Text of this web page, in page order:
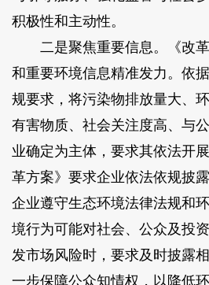
积极性和主动性。
二是聚焦重要信息。《改革
和重要环境信息精准发力。依
规要求，将污染物排放量大、
有害物质、社会关注度高、与
业确定为主体，要求其依法开
革方案》要求企业依法依规披
企业遵守生态环境法律法规和
境行为可能对社会、公众及投
发市场风险时，要求及时披露
一步保障公众知情权，以降低